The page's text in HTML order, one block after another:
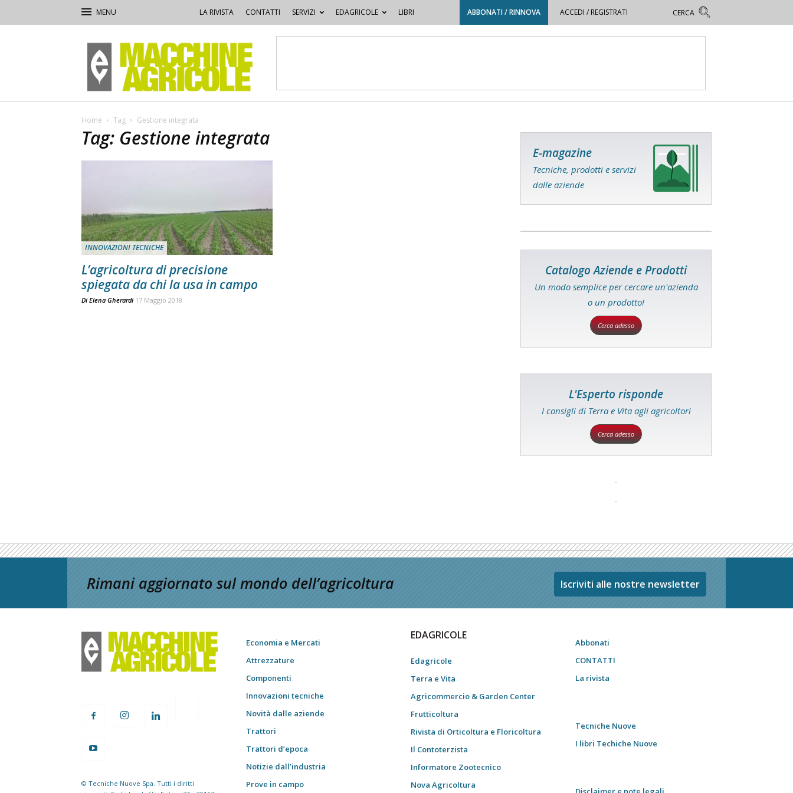
LA RIVISTA CONTATTI SERVIZI EDAGRICOLE LIBRI ABBONATI / RINNOVA ACCEDI / REGISTRATI
Macchine
Agricole
Home Tag Gestione integrata
Tag: Gestione integrata
INNOVAZIONI TECNICHE
L’agricoltura di precisione
spiegata da chi la usa in campo
Di Elena Gherardi 17 Maggio 2018
E-magazine
Tecniche, prodotti e servizi
dalle aziende
Catalogo Aziende e Prodotti
Un modo semplice per cercare un'azienda
o un prodotto!
Cerca adesso
L'Esperto risponde
I consigli di Terra e Vita agli agricoltori
Cerca adesso
Rimani aggiornato sul mondo dell’agricoltura Iscriviti alle nostre newsletter
© Tecniche Nuove Spa. Tutti i diritti
Economia e Mercati
Attrezzature
Componenti
Innovazioni tecniche
Novità dalle aziende
Trattori
Trattori d’epoca
Notizie dall’industria
Prove in campo
EDAGRICOLE
Edagricole
Terra e Vita
Agricommercio & Garden Center
Frutticoltura
Rivista di Orticoltura e Floricoltura
Il Contoterzista
Informatore Zootecnico
Nova Agricoltura
Abbonati
CONTATTI
La rivista
Tecniche Nuove
I libri Techiche Nuove